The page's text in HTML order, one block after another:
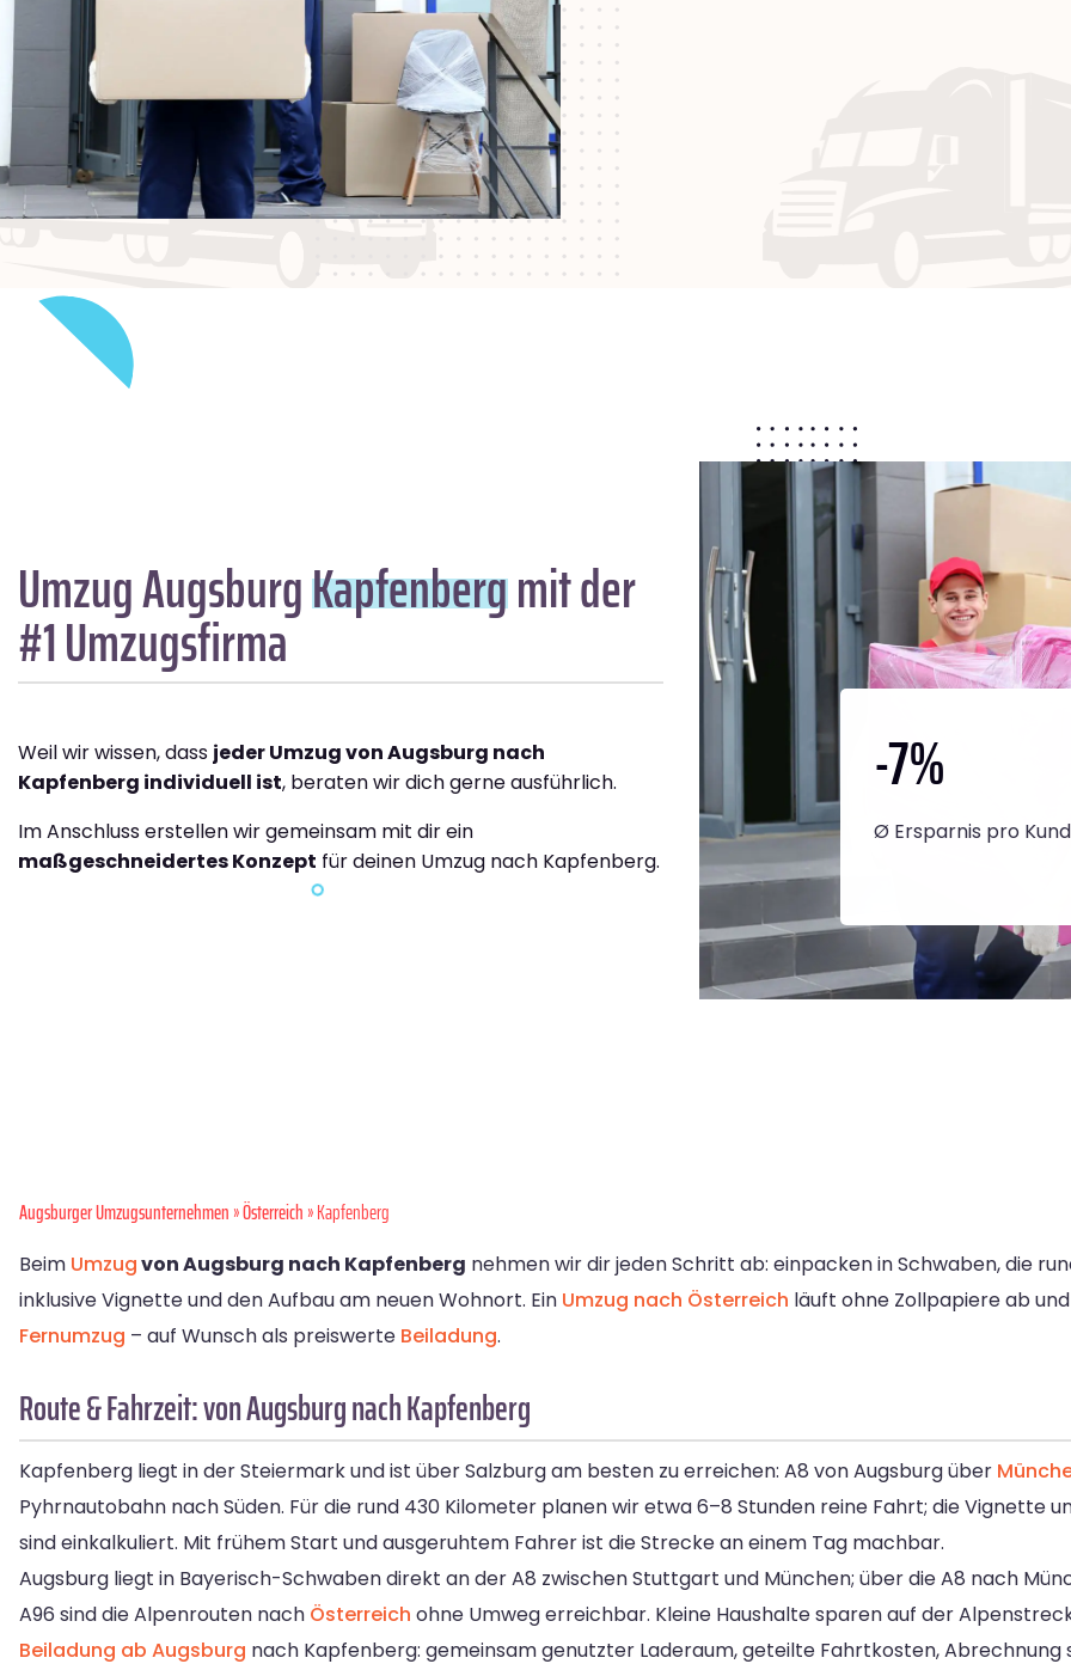
Umzug AugsburgKapfenbergmit der
#1 Umzugsfirma
Weil wir wissen, dass jeder Umzug von Augsburg nach
Kapfenberg individuell ist, beraten wir dich gerne ausführlich.
Im Anschluss erstellen wir gemeinsam mit dir ein
maßgeschneidertes Konzept für deinen Umzug nach Kapfenberg.
-7%
Ø Ersparnis pro
Augsburger Umzugsunternehmen»Österreich» Kapfenberg
Beim Umzugvon Augsburg nach Kapfenberg nehmen wir dir jeden Schritt ab: einpacken in Schwaben, die
inklusive Vignette und den Aufbau am neuen Wohnort. Ein Umzug nach Österreich läuft ohne Zollpapiere ab
Fernumzug – auf Wunsch als preiswerte Beiladung.
Route & Fahrzeit: von Augsburg nach Kapfenberg
Kapfenberg liegt in der Steiermark und ist über Salzburg am besten zu erreichen: A8 von Augsburg über
Pyhrnautobahn nach Süden. Für die rund 430 Kilometer planen wir etwa 6–8 Stunden reine Fahrt; die Vignette
sind einkalkuliert. Mit frühem Start und ausgeruhtem Fahrer ist die Strecke an einem Tag machbar.
Augsburg liegt in Bayerisch-Schwaben direkt an der A8 zwischen Stuttgart und München; über die A8 nach
A96 sind die Alpenrouten nach Österreich ohne Umweg erreichbar. Kleine Haushalte sparen auf der
Beiladung ab Augsburg nach Kapfenberg: gemeinsam genutzter Laderaum, geteilte Fahrtkosten,